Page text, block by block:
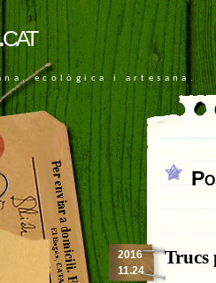
ecològica i artesana.
Trucs
2016
11.24